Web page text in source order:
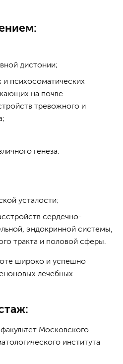
дистонии;
и психосоматических
на почве
тревожного и
генеза;
усталости;
сердечно-
эндокринной системы,
тракта и половой сферы.
широко и успешно
лечебных
Московского
института